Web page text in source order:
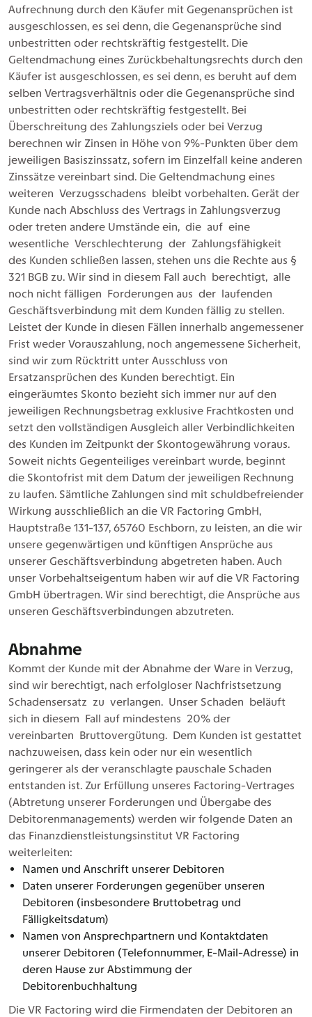
Aufrechnung durch den Käufer mit Gegenansprüchen ist
ausgeschlossen, es sei denn, die Gegenansprüche sind
unbestritten oder rechtskräftig festgestellt. Die
Geltendmachung eines Zurückbehaltungsrechts durch den
Käufer ist ausgeschlossen, es sei denn, es beruht auf dem
selben Vertragsverhältnis oder die Gegenansprüche sind
unbestritten oder rechtskräftig festgestellt. Bei
Überschreitung des Zahlungsziels oder bei Verzug
berechnen wir Zinsen in Höhe von 9%-Punkten über dem
jeweiligen Basiszinssatz, sofern im Einzelfall keine anderen
Zinssätze vereinbart sind. Die Geltendmachung eines
weiteren Verzugsschadens bleibt vorbehalten. Gerät der
Kunde nach Abschluss des Vertrags in Zahlungsverzug
oder treten andere Umstände ein, die auf eine
wesentliche Verschlechterung der Zahlungsfähigkeit
des Kunden schließen lassen, stehen uns die Rechte aus §
321 BGB zu. Wir sind in diesem Fall auch berechtigt, alle
noch nicht fälligen Forderungen aus der laufenden
Geschäftsverbindung mit dem Kunden fällig zu stellen.
Leistet der Kunde in diesen Fällen innerhalb angemessener
Frist weder Vorauszahlung, noch angemessene Sicherheit,
sind wir zum Rücktritt unter Ausschluss von
Ersatzansprüchen des Kunden berechtigt. Ein
eingeräumtes Skonto bezieht sich immer nur auf den
jeweiligen Rechnungsbetrag exklusive Frachtkosten und
setzt den vollständigen Ausgleich aller Verbindlichkeiten
des Kunden im Zeitpunkt der Skontogewährung voraus.
Soweit nichts Gegenteiliges vereinbart wurde, beginnt
die Skontofrist mit dem Datum der jeweiligen Rechnung
zu laufen. Sämtliche Zahlungen sind mit schuldbefreiender
Wirkung ausschließlich an die VR Factoring GmbH,
Hauptstraße 131-137, 65760 Eschborn, zu leisten, an die wir
unsere gegenwärtigen und künftigen Ansprüche aus
unserer Geschäftsverbindung abgetreten haben. Auch
unser Vorbehaltseigentum haben wir auf die VR Factoring
GmbH übertragen. Wir sind berechtigt, die Ansprüche aus
unseren Geschäftsverbindungen abzutreten.
Abnahme
Kommt der Kunde mit der Abnahme der Ware in Verzug,
sind wir berechtigt, nach erfolgloser Nachfristsetzung
Schadensersatz zu verlangen. Unser Schaden beläuft
sich in diesem Fall auf mindestens 20% der
vereinbarten Bruttovergütung. Dem Kunden ist gestattet
nachzuweisen, dass kein oder nur ein wesentlich
geringerer als der veranschlagte pauschale Schaden
entstanden ist. Zur Erfüllung unseres Factoring-Vertrages
(Abtretung unserer Forderungen und Übergabe des
Debitorenmanagements) werden wir folgende Daten an
das Finanzdienstleistungsinstitut VR Factoring
weiterleiten:
Namen und Anschrift unserer Debitoren
Daten unserer Forderungen gegenüber unseren
Debitoren (insbesondere Bruttobetrag und
Fälligkeitsdatum)
Namen von Ansprechpartnern und Kontaktdaten
unserer Debitoren (Telefonnummer, E-Mail-Adresse) in
deren Hause zur Abstimmung der
Debitorenbuchhaltung
Die VR Factoring wird die Firmendaten der Debitoren an